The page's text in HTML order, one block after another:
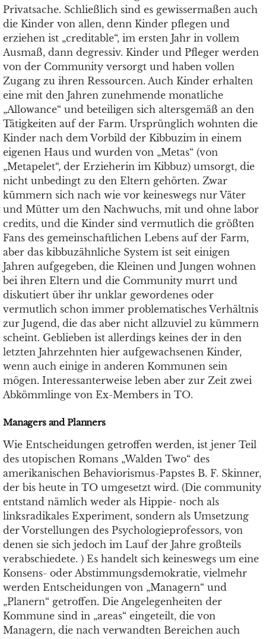
Privatsache. Schließlich sind es gewissermaßen auch
die Kinder von allen, denn Kinder pflegen und
erziehen ist „creditable“, im ersten Jahr in vollem
Ausmaß, dann degressiv. Kinder und Pfleger werden
von der Community versorgt und haben vollen
Zugang zu ihren Ressourcen. Auch Kinder erhalten
eine mit den Jahren zunehmende monatliche
„Allowance“ und beteiligen sich altersgemäß an den
Tätigkeiten auf der Farm. Ursprünglich wohnten die
Kinder nach dem Vorbild der Kibbuzim in einem
eigenen Haus und wurden von „Metas“ (von
„Metapelet“, der Erzieherin im Kibbuz) umsorgt, die
nicht unbedingt zu den Eltern gehörten. Zwar
kümmern sich nach wie vor keineswegs nur Väter
und Mütter um den Nachwuchs, mit und ohne labor
credits, und die Kinder sind vermutlich die größten
Fans des gemeinschaftlichen Lebens auf der Farm,
aber das kibbuzähnliche System ist seit einigen
Jahren aufgegeben, die Kleinen und Jungen wohnen
bei ihren Eltern und die Community murrt und
diskutiert über ihr unklar gewordenes oder
vermutlich schon immer problematisches Verhältnis
zur Jugend, die das aber nicht allzuviel zu kümmern
scheint. Geblieben ist allerdings keines der in den
letzten Jahrzehnten hier aufgewachsenen Kinder,
wenn auch einige in anderen Kommunen sein
mögen. Interessanterweise leben aber zur Zeit zwei
Abkömmlinge von Ex-Members in TO.
Managers and Planners
Wie Entscheidungen getroffen werden, ist jener Teil
des utopischen Romans „Walden Two“ des
amerikanischen Behaviorismus-Papstes B. F. Skinner,
der bis heute in TO umgesetzt wird. (Die community
entstand nämlich weder als Hippie- noch als
linksradikales Experiment, sondern als Umsetzung
der Vorstellungen des Psychologieprofessors, von
denen sie sich jedoch im Lauf der Jahre großteils
verabschiedete. ) Es handelt sich keineswegs um eine
Konsens- oder Abstimmungsdemokratie, vielmehr
werden Entscheidungen von „Managern“ und
„Planern“ getroffen. Die Angelegenheiten der
Kommune sind in „areas“ eingeteilt, die von
Managern, die nach verwandten Bereichen auch